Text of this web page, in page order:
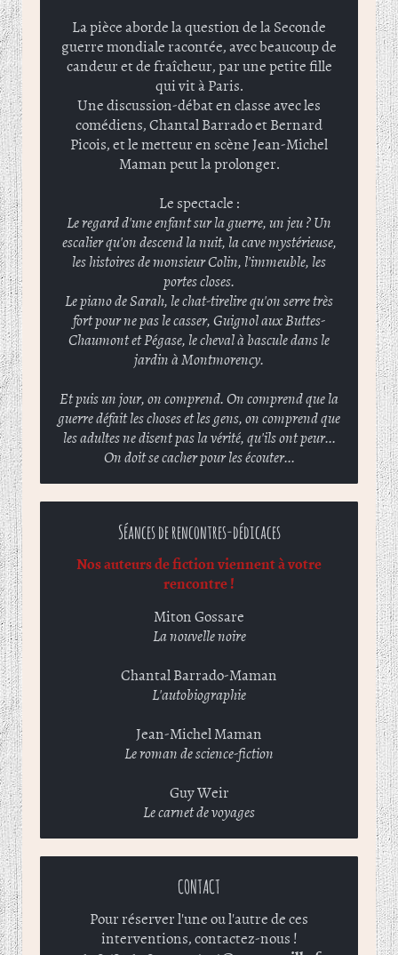
La pièce aborde la question de la Seconde
guerre mondiale racontée, avec beaucoup de
candeur et de fraîcheur, par une petite fille
qui vit à Paris.
Une discussion-débat en classe avec les
comédiens, Chantal Barrado et Bernard
Picois, et le metteur en scène Jean-Michel
Maman peut la prolonger.
Le spectacle :
Le regard d'une enfant sur la guerre, un jeu ? Un
escalier qu'on descend la nuit, la cave mystérieuse,
les histoires de monsieur Colin, l'immeuble, les
portes closes.
Le piano de Sarah, le chat-tirelire qu'on serre très
fort pour ne pas le casser, Guignol aux Buttes-
Chaumont et Pégase, le cheval à bascule dans le
jardin à Montmorency.
Et puis un jour, on comprend. On comprend que la
guerre défait les choses et les gens, on comprend que
les adultes ne disent pas la vérité, qu'ils ont peur...
On doit se cacher pour les écouter...
Séances de rencontres-dédicaces
Nos auteurs de fiction viennent à votre
rencontre !
Miton Gossare
La nouvelle noire
Chantal Barrado-Maman
L'autobiographie
Jean-Michel Maman
Le roman de science-fiction
Guy Weir
Le carnet de voyages
CONTACT
Pour réserver l'une ou l'autre de ces
interventions, contactez-nous !